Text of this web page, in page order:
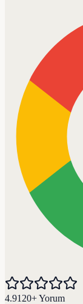
4.9120+ Yorum